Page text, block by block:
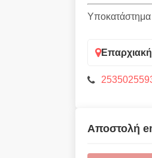
Υποκατάστημα
Αποστολή